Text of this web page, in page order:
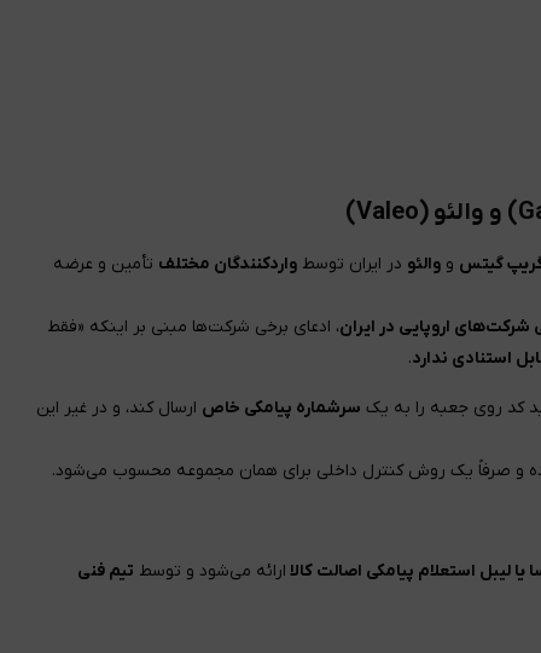
گیتس و والئو در ایران توسط واردکنندگان مختلف تأمین و عرضه
اروپایی در ایران، ادعای برخی شرکت‌ها مبنی بر اینکه «فقط
استنادی ندارد.
کد روی جعبه را به یک سرشماره پیامکی خاص ارسال کند، و در غیر این
و صرفاً یک روش کنترل داخلی برای همان مجموعه محسوب می‌شود.
یا لیبل استعلام پیامکی اصالت کالا ارائه می‌شود و توسط تیم فنی